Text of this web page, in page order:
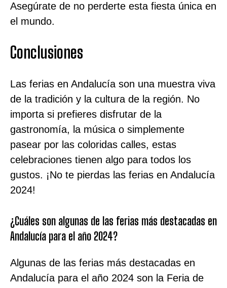
Asegúrate de no perderte esta fiesta única en
el mundo.
Conclusiones
Las ferias en Andalucía son una muestra viva
de la tradición y la cultura de la región. No
importa si prefieres disfrutar de la
gastronomía, la música o simplemente
pasear por las coloridas calles, estas
celebraciones tienen algo para todos los
gustos. ¡No te pierdas las ferias en Andalucía
2024!
¿Cuáles son algunas de las ferias más destacadas en
Andalucía para el año 2024?
Algunas de las ferias más destacadas en
Andalucía para el año 2024 son la Feria de